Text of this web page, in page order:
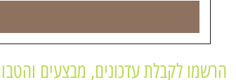
הרשמו לקבלת עדכונים, מבצעים